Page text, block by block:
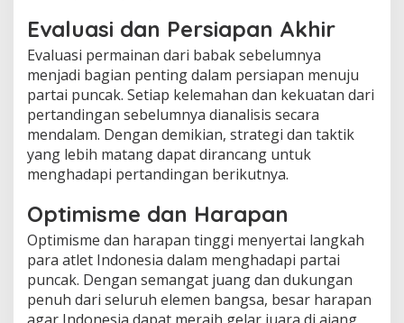
Evaluasi dan Persiapan Akhir
Evaluasi permainan dari babak sebelumnya
menjadi bagian penting dalam persiapan menuju
partai puncak. Setiap kelemahan dan kekuatan dari
pertandingan sebelumnya dianalisis secara
mendalam. Dengan demikian, strategi dan taktik
yang lebih matang dapat dirancang untuk
menghadapi pertandingan berikutnya.
Optimisme dan Harapan
Optimisme dan harapan tinggi menyertai langkah
para atlet Indonesia dalam menghadapi partai
puncak. Dengan semangat juang dan dukungan
penuh dari seluruh elemen bangsa, besar harapan